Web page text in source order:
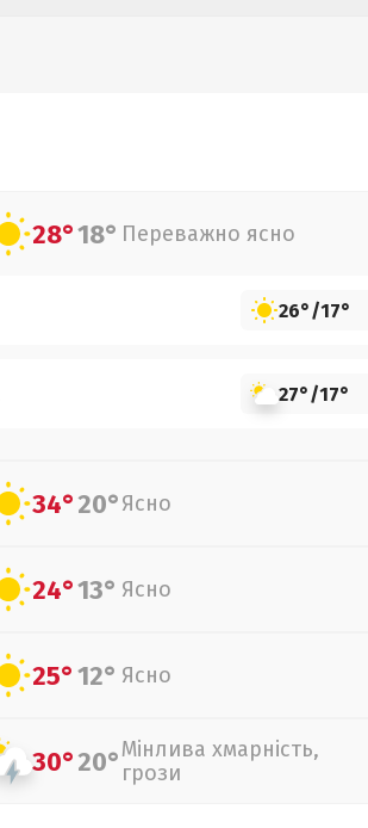
28°18° Переважно ясно
26°/17°
27°/17°
34°20°Ясно
24°13° Ясно
25°12° Ясно
30°20°Мінлива хмарність,
грози